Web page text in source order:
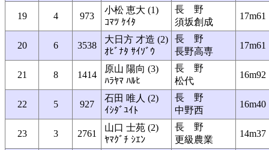
19 4 973
小松 恵大 (1)
ｺﾏﾂ ｹｲﾀ
長 野
須坂創成
17m61
20 6 3538
大日方 才造 (2)
ｵﾋﾞﾅﾀ ｻｲｿﾞｳ
長 野
長野高専
17m61
21 8 1414
原山 陽向 (3)
ﾊﾗﾔﾏ ﾊﾙﾋ
長 野
松代
16m92
22 5 927
石田 唯人 (2)
ｲｼﾀﾞﾕｲﾄ
長 野
中野西
16m40
23 3 2761
山口 士苑 (2)
ﾔﾏｸﾞﾁ ｼｴﾝ
長 野
更級農業
14m37